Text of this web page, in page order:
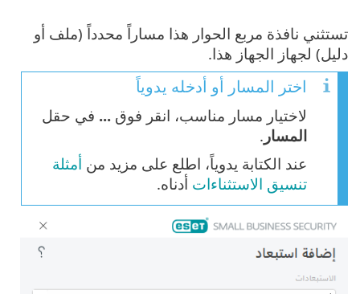
تستثني نافذة مربع الحوار هذا مساراً محدداً (ملف أو
دليل) لجهاز الجهاز هذا.
اختر المسار أو أدخله يدوياً
لاختيار مسار مناسب، انقر فوق ... في حقل
المسار .
عند الكتابة يدوياً، اطلع على مزيد من أمثلة
تنسيق الاستثناءات أدناه.